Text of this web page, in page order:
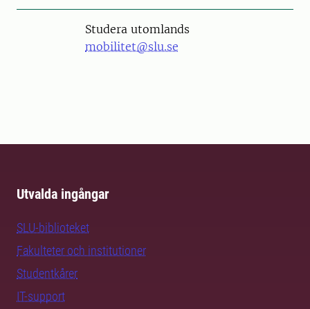
Studera utomlands
mobilitet@slu.se
Utvalda ingångar
SLU-biblioteket
Fakulteter och institutioner
Studentkårer
IT-support